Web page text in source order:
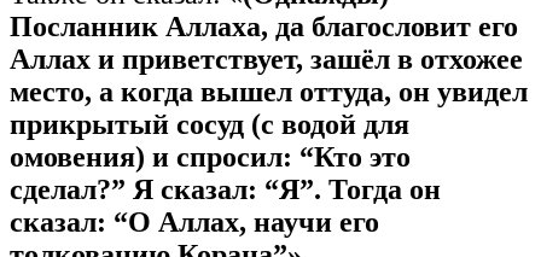
Посланник Аллаха, да благословит его
Аллах и приветствует, зашёл в отхожее
место, а когда вышел оттуда, он увидел
прикрытый сосуд (с водой для
омовения) и спросил: “Кто это
сделал?” Я сказал: “Я”. Тогда он
сказал: “О Аллах, научи его